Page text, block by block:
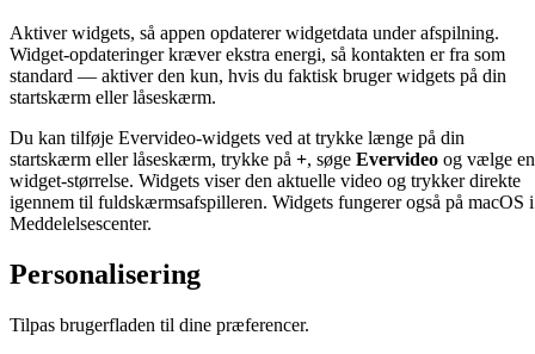
Aktiver widgets, så appen opdaterer widgetdata under afspilning.
Widget-opdateringer kræver ekstra energi, så kontakten er fra som
standard — aktiver den kun, hvis du faktisk bruger widgets på din
startskærm eller låseskærm.
Du kan tilføje Evervideo-widgets ved at trykke længe på din
startskærm eller låseskærm, trykke på +, søge Evervideo og vælge en
widget-størrelse. Widgets viser den aktuelle video og trykker direkte
igennem til fuldskærmsafspilleren. Widgets fungerer også på macOS i
Meddelelsescenter.
Personalisering
Tilpas brugerfladen til dine præferencer.